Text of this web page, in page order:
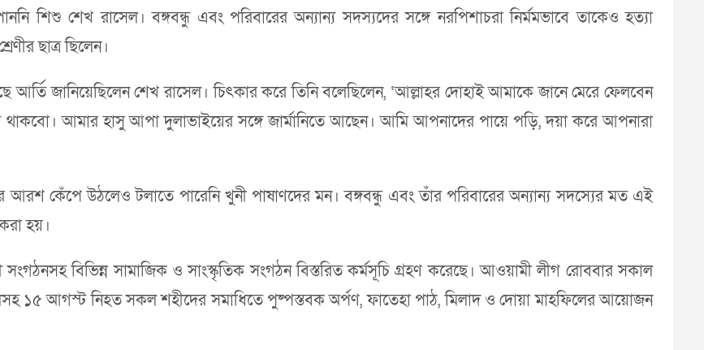
শিশু শেখ রাসেল। বঙ্গবন্ধু এবং পরিবারের অন্যান্য সদস্যদের সঙ্গে নরপিশাচরা নির্মমভাবে তাকেও হত্যা
ছাত্র ছিলেন।
জানিয়েছিলেন শেখ রাসেল। চিৎকার করে তিনি বলেছিলেন, ‘আল্লাহর দোহাই আমাকে জানে মেরে ফেলবেন
আমার হাসু আপা দুলাভাইয়ের সঙ্গে জার্মানিতে আছেন। আমি আপনাদের পায়ে পড়ি, দয়া করে আপনারা
আরশ কেঁপে উঠলেও টলাতে পারেনি খুনী পাষাণদের মন। বঙ্গবন্ধু এবং তাঁর পরিবারের অন্যান্য সদস্যের মত এই
হয়।
বিভিন্ন সামাজিক ও সাংস্কৃতিক সংগঠন বিস্তরিত কর্মসূচি গ্রহণ করেছে। আওয়ামী লীগ রোববার সকাল
১৫ আগস্ট নিহত সকল শহীদের সমাধিতে পুষ্পস্তবক অর্পণ, ফাতেহা পাঠ, মিলাদ ও দোয়া মাহফিলের আয়োজন